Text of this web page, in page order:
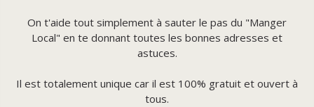
On t'aide tout simplement à sauter le pas du "Manger
Local" en te donnant toutes les bonnes adresses et
astuces.
Il est totalement unique car il est 100% gratuit et ouvert à
tous.